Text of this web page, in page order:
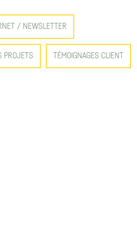
/ NEWSLETTER
PROJETS TÉMOIGNAGES CLIENT